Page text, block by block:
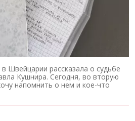
Швейцарии рассказала о судьбе
Кушнира. Сегодня, во вторую
напомнить о нем и кое-что